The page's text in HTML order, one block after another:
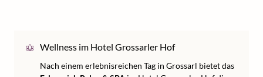
Wellness im Hotel Grossarler Hof
Nach einem erlebnisreichen Tag in Grossarl bietet das